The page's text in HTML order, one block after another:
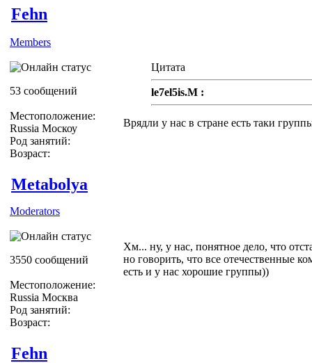
Fehn
Members
53 сообщений
Местоположение:
Russia Москоу
Род занятий:
Возраст:
Цитата
le7el5is.M :
Врядли у нас в стране есть таки
Metabolya
Moderators
3550 сообщений
Местоположение:
Russia Москва
Род занятий:
Возраст:
Хм... ну, у нас, понятное дело, что
но говорить, что все отечественные
есть и у нас хорошие группы))
Fehn